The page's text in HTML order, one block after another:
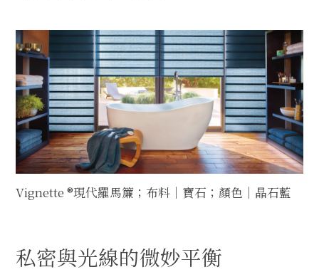
Vignette ®現代羅馬簾；布料｜寶石；顏色｜晶石藍
私密與光線的微妙平衡